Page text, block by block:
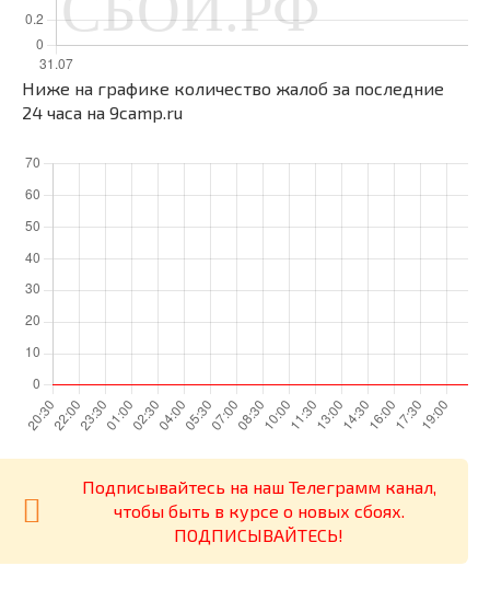
Ниже на графике количество жалоб за последние
24 часа на 9camp.ru
Подписывайтесь на наш Телеграмм канал,
чтобы быть в курсе о новых сбоях.
ПОДПИСЫВАЙТЕСЬ!